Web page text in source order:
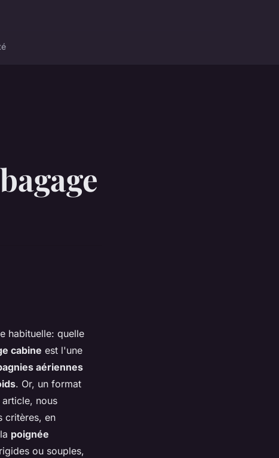
habituelle: quelle
cabine est l'une
aériennes
. Or, un format
nous
critères, en
poignée
ou souples,